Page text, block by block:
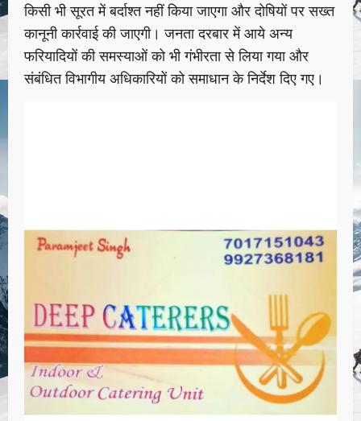
किसी भी सूरत में बर्दाश्त नहीं किया जाएगा और दोषियों पर सख्त
कानूनी कार्रवाई की जाएगी। जनता दरबार में आये अन्य
फरियादियों की समस्याओं को भी गंभीरता से लिया गया और
संबंधित विभागीय अधिकारियों को समाधान के निर्देश दिए गए।